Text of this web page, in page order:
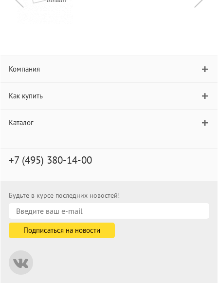
Компания
Как купить
Каталог
+7 (495) 380-14-00
Будьте в курсе последних новостей!